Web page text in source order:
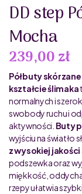
DD step
Mocha
239,00 zł
Półbuty
kształcie ślimaka
normalnych i
swobody ruchu i
aktywności. Buty
wyjściu na światło
z wysokiej
podszewka oraz
miękkość,
rzepy ułatwia